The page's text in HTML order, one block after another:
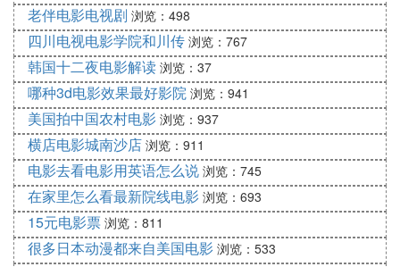
老伴电影电视剧 浏览：498
四川电视电影学院和川传 浏览：767
韩国十二夜电影解读 浏览：37
哪种3d电影效果最好影院 浏览：941
美国拍中国农村电影 浏览：937
横店电影城南沙店 浏览：911
电影去看电影用英语怎么说 浏览：745
在家里怎么看最新院线电影 浏览：693
15元电影票 浏览：811
很多日本动漫都来自美国电影 浏览：533